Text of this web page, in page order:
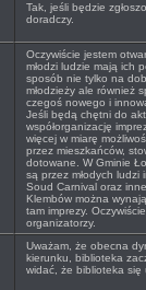
Tak, jeśli będzie
doradczy.
Oczywiście jestem
młodzi ludzie mają ich
sposób nie tylko na
młodzieży ale również
czegoś nowego i
Jeśli będą chętni do
współorganizację
więcej w miarę
przez mieszkańców,
dotowane. W Gminie
są przez młodych ludzi
Soud Carnival oraz
Klembów można
tam imprezy.
organizatorzy.
Uważam, że obecna
kierunku, biblioteka
widać, że biblioteka się